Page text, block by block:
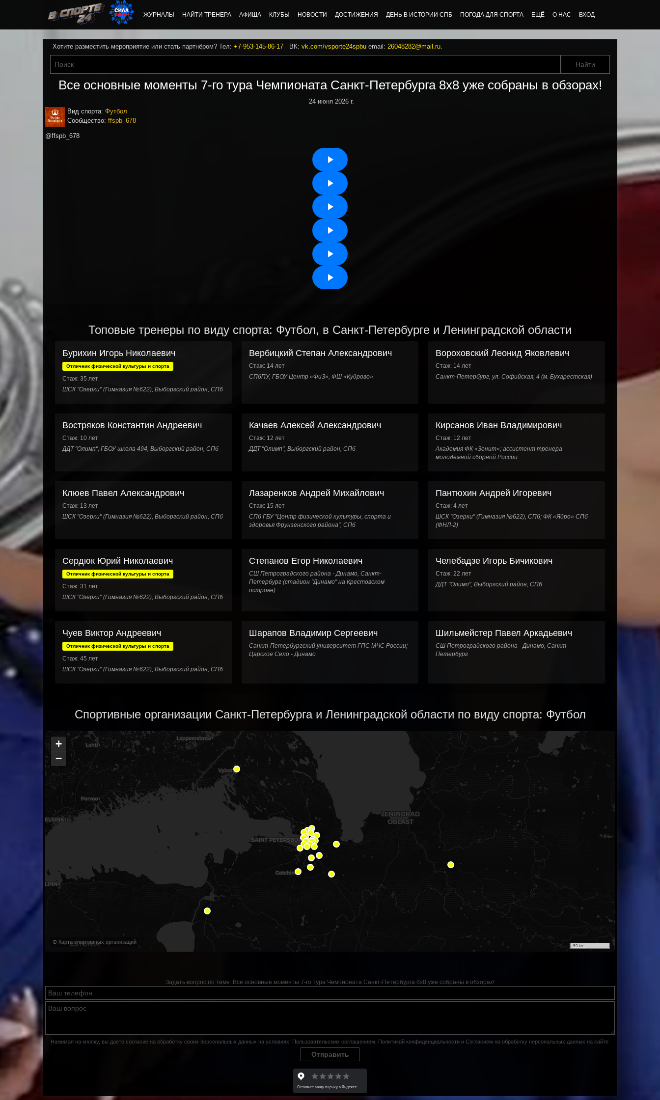
ЖУРНАЛЫ НАЙТИ ТРЕНЕРА АФИША КЛУБЫ НОВОСТИ ДОСТИЖЕНИЯ ДЕНЬ В ИСТОРИИ СПБ ПОГОДА ДЛЯ СПОРТА ЕЩЁ О НАС ВХОД
Хотите разместить мероприятие или стать партнёром? Тел: +7-953-145-86-17 ВК: vk.com/vsporte24spbu email: 26048282@mail.ru.
Все основные моменты 7-го тура Чемпионата Санкт-Петербурга 8х8 уже собраны в обзорах!
24 июня 2026 г.
Вид спорта: Футбол
Сообщество: ffspb_678
@ffspb_678
Топовые тренеры по виду спорта: Футбол, в Санкт-Петербурге и Ленинградской области
Бурихин Игорь Николаевич
Отличник физической культуры и спорта
Стаж: 35 лет
ШСК "Озерки" (Гимназия №622), Выборгский район, СПб
Вербицкий Степан Александрович
Стаж: 14 лет
СПбПУ, ГБОУ Центр «ФиЗ», ФШ «Кудрово»
Вороховский Леонид Яковлевич
Стаж: 14 лет
Санкт-Петербург, ул. Софийская, 4 (м. Бухарестская)
Востряков Константин Андреевич
Стаж: 10 лет
ДДТ "Олимп", ГБОУ школа 494, Выборгский район, СПб
Качаев Алексей Александрович
Стаж: 12 лет
ДДТ "Олимп", Выборгский район, СПб
Кирсанов Иван Владимирович
Стаж: 12 лет
Академия ФК «Зенит»; ассистент тренера
молодёжной сборной России
Клюев Павел Александрович
Стаж: 13 лет
ШСК "Озерки" (Гимназия №622), Выборгский район, СПб
Лазаренков Андрей Михайлович
Стаж: 15 лет
СПб ГБУ "Центр физической культуры, спорта и
здоровья Фрунзенского района", СПб
Пантюхин Андрей Игоревич
Стаж: 4 лет
ШСК "Озерки" (Гимназия №622), СПб; ФК «Ядро» СПб
(ФНЛ-2)
Сердюк Юрий Николаевич
Отличник физической культуры и спорта
Стаж: 31 лет
ШСК "Озерки" (Гимназия №622), Выборгский район, СПб
Степанов Егор Николаевич
СШ Петроградского района - Динамо, Санкт-
Петербург (стадион "Динамо" на Крестовском
острове)
Челебадзе Игорь Бичикович
Стаж: 22 лет
ДДТ "Олимп", Выборгский район, СПб
Чуев Виктор Андреевич
Отличник физической культуры и спорта
Стаж: 45 лет
ШСК "Озерки" (Гимназия №622), Выборгский район, СПб
Шарапов Владимир Сергеевич
Санкт-Петербургский университет ГПС МЧС России;
Царское Село - Динамо
Шильмейстер Павел Аркадьевич
СШ Петроградского района - Динамо, Санкт-
Петербург
Спортивные организации Санкт-Петербурга и Ленинградской области по виду спорта: Футбол
+
−
© Карта спортивных организаций
50 km
Задать вопрос по теме: Все основные моменты 7-го тура Чемпионата Санкт-Петербурга 8х8 уже собраны в обзорах!
Нажимая на кнопку, вы даете согласие на обработку своих персональных данных на условиях: Пользовательским соглашением Политикой конфиденциальностии Согласием на обработку персональных данных на сайте.
Отправить